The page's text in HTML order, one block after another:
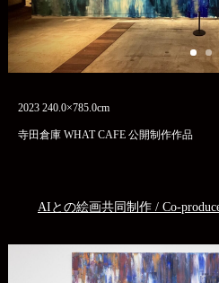
2023 240.0×785.0cm
寺田倉庫 WHAT CAFE 公開制作作品
AIとの絵画共同制作 / Co-